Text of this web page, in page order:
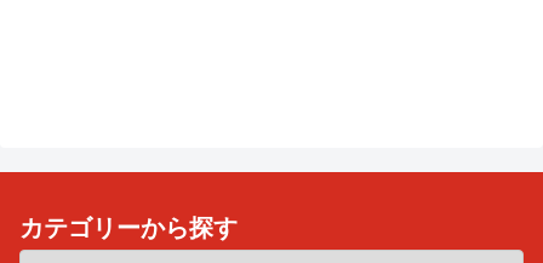
カテゴリーから探す